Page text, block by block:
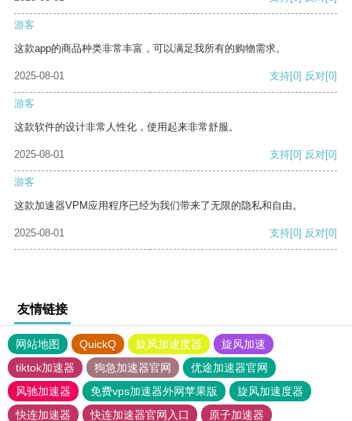
游客
这款app的商品种类非常丰富，可以满足我所有的购物需求。
2025-08-01 支持[0] 反对[0]
游客
这款软件的设计非常人性化，使用起来非常舒服。
2025-08-01 支持[0] 反对[0]
游客
这款加速器VPM应用程序已经为我们带来了无限的隐私和自由。
2025-08-01 支持[0] 反对[0]
友情链接
网站地图 QuickQ 旋风加速度器
旋风加速
tiktok加速器
狗急加速器官网
优途加速器官网
风驰加速器
免费vps加速器外网苹果版
旋风加速度器
快连加速器
快连加速器官网入口 原子加速器